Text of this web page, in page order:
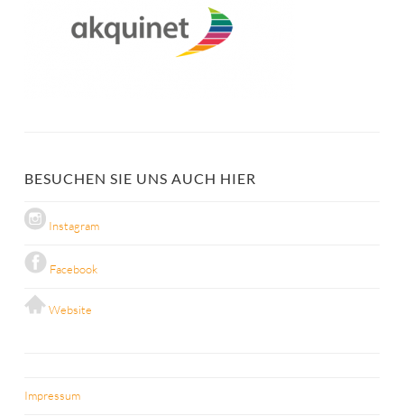
BESUCHEN SIE UNS AUCH HIER
Instagram
Facebook
Website
Impressum